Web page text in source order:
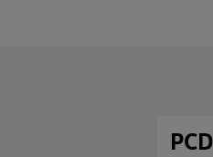
PCD